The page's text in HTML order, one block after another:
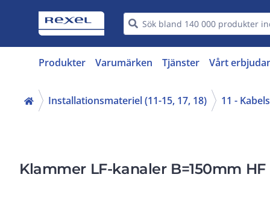
Produkter Varumärken Tjänster Vårt
Installationsmateriel (11-15, 17, 18) 11 -
Klammer LF-kanaler B=150mm HF